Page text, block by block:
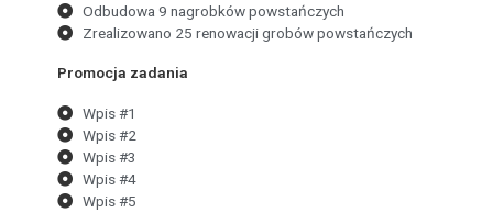
Odbudowa 9 nagrobków powstańczych
Zrealizowano 25 renowacji grobów powstańczych
Promocja zadania
Wpis #1
Wpis #2
Wpis #3
Wpis #4
Wpis #5